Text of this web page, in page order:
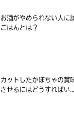
お酒がやめられない人に
ごはんとは？
カットしたかぼちゃの賞
させるにはどうすればい...